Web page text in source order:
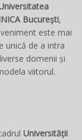
București,
este mai
unică de a intra
domenii și
viitorul.
Universității